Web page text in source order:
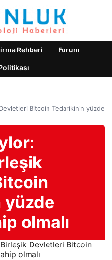
Rehberi Forum
Bitcoin Tedarikinin yüzde
yüzde
olmalı